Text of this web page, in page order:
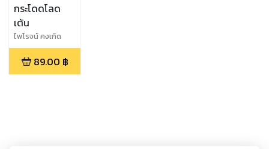
กระโดดโลด
เต้น
ไพโรจน์ คงเกิด
89.00 ฿